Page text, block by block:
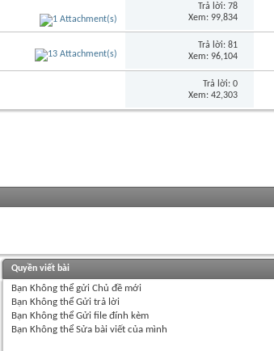
Trả lời: 78
Xem: 99,834
Trả lời: 81
Xem: 96,104
Trả lời: 0
Xem: 42,303
Quyền viết bài
Bạn Không thểgửi Chủ đề mới
Bạn Không thểGửi trả lời
Bạn Không thểGửi file đính kèm
Bạn Không thểSửa bài viết của mình